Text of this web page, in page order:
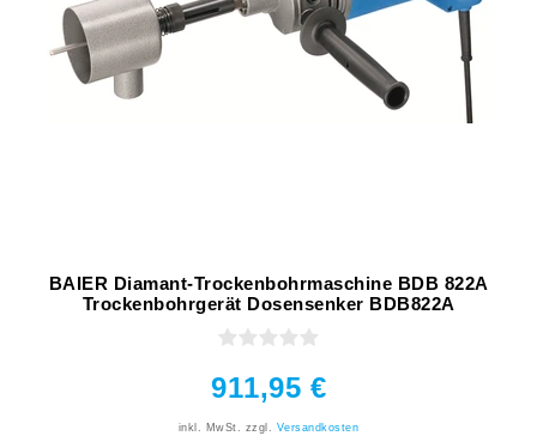
BAIER Diamant-Trockenbohrmaschine BDB 822A
Trockenbohrgerät Dosensenker BDB822A
911,95 €
inkl. MwSt. zzgl. Versandkosten